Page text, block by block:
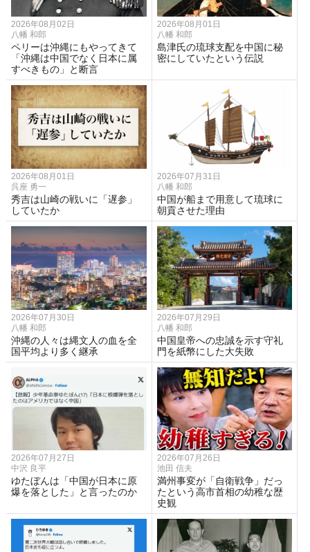
2026年08月02日
八幡 和郎
ペリーは沖縄にもやってきて
「沖縄は中国でなく日本に属
すべきもの」と断言
2026年08月01日
八幡 和郎
島津氏の琉球支配を中国に秘
密にしていたという伝説
2026年08月01日
呉座 勇一
秀吉は山崎の戦いに「遅参」
していたか
2026年07月31日
八幡 和郎
中国が船まで用意して琉球に
朝貢させた理由
2026年07月30日
八幡 和郎
沖縄の人々は縄文人の血を全
国平均より多く継承
2026年07月29日
八幡 和郎
中国皇帝への忠誠を示す守礼
門を紙幣にした大失敗
2026年07月27日
中沢 良平
ゆたぼんは「中国が日本に原
爆を落とした」と言ったのか
2026年07月26日
池田 信夫
満州事変が「自衛戦争」だっ
たという高市首相の幼稚な歴
史観